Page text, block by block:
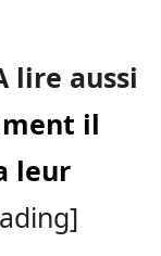
lire aussi
il
leur